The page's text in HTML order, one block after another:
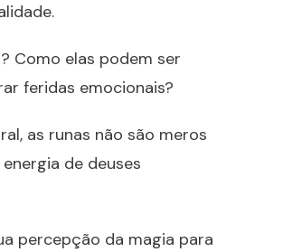
Como elas podem ser
feridas emocionais?
as runas não são meros
de deuses
percepção da magia para